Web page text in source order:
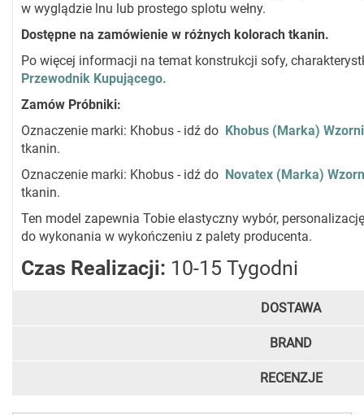
w wyglądzie lnu lub prostego splotu wełny.
Dostępne na zamówienie w różnych kolorach tkanin.
Po więcej informacji na temat konstrukcji sofy,
Przewodnik Kupującego.
Zamów Próbniki:
Oznaczenie marki: Khobus - idź do Khobus (Marka)
tkanin.
Oznaczenie marki: Khobus - idź do Novatex (Marka)
tkanin.
Ten model zapewnia Tobie elastyczny wybór,
do wykonania w wykończeniu z palety producenta.
Czas Realizacji: 10-15 Tygodni
DOSTAWA
BRAND
RECENZJE